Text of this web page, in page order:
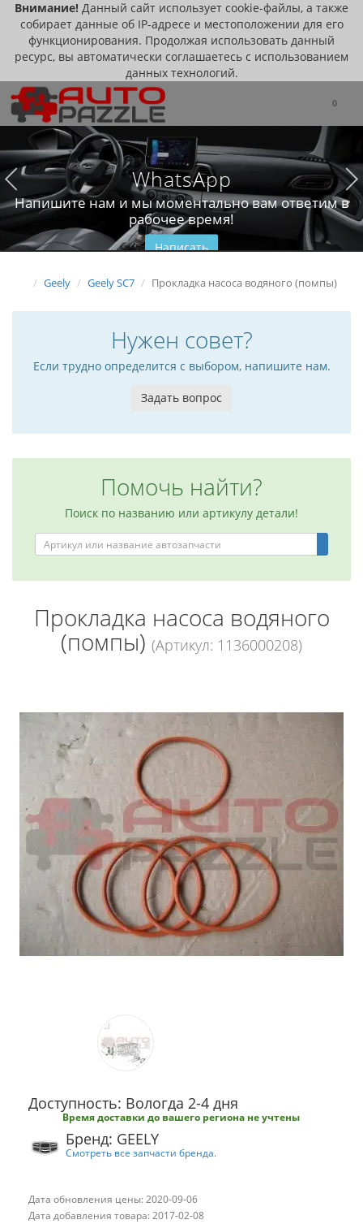
Внимание! Данный сайт использует cookie-файлы, а также
собирает данные об IP-адресе и местоположении для его
функционирования. Продолжая использовать данный
ресурс, вы автоматически соглашаетесь с использованием
данных технологий.
0
WhatsApp
Напишите нам и мы моментально вам ответим в
рабочее время!
Написать
Geely Geely SC7 Прокладка насоса водяного (помпы)
Нужен совет?
Если трудно определится с выбором, напишите нам.
Задать вопрос
Помочь найти?
Поиск по названию или артикулу детали!
Прокладка насоса водяного
(помпы) (Артикул: 1136000208)
Доступность: Вологда 2-4 дня
Время доставки до вашего региона не учтены
Бренд: GEELY
Смотреть все запчасти бренда.
Дата обновления цены: 2020-09-06
Дата добавления товара: 2017-02-08